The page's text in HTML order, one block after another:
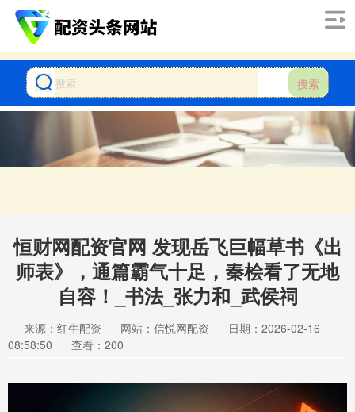
搜索
恒财网配资官网 发现岳飞巨幅草书《出
师表》，通篇霸气十足，秦桧看了无地
自容！_书法_张力和_武侯祠
来源：红牛配资 网站：信悦网配资
日期：2026-02-16
08:58:50
查看：200